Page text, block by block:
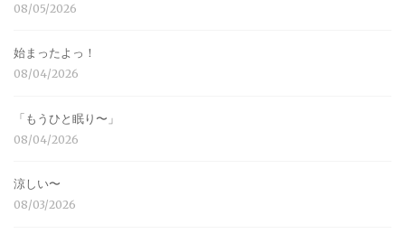
08/05/2026
始まったよっ！
08/04/2026
「もうひと眠り〜」
08/04/2026
涼しい〜
08/03/2026